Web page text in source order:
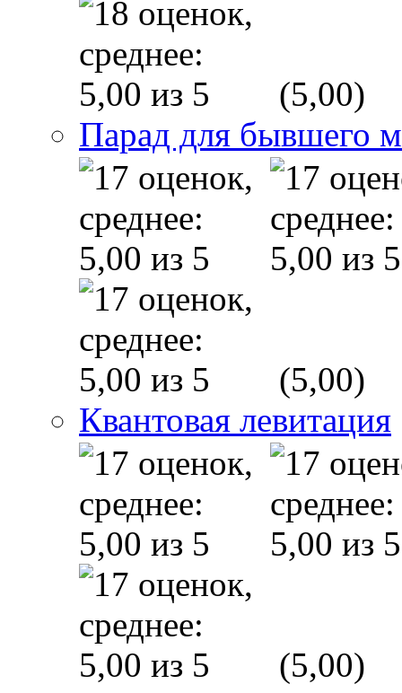
(5,00)
Парад для бывшего
(5,00)
Квантовая левитация
(5,00)